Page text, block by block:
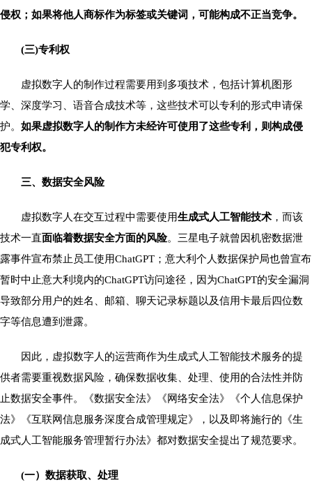
侵权；如果将他人商标作为标签或关键词，可能构成不正当竞争。
(三)专利权
虚拟数字人的制作过程需要用到多项技术，包括计算机图形
学、深度学习、语音合成技术等，这些技术可以专利的形式申请保
护。 如果虚拟数字人的制作方未经许可使用了这些专利，则构成侵
犯专利权。
三、数据安全风险
虚拟数字人在交互过程中需要使用生成式人工智能技术 ，而该
技术一直面临着数据安全方面的风险。三星电子就曾因机密数据泄
露事件宣布禁止员工使用ChatGPT；意大利个人数据保护局也曾宣布
暂时中止意大利境内的ChatGPT访问途径，因为ChatGPT的安全漏洞
导致部分用户的姓名、邮箱、聊天记录标题以及信用卡最后四位数
字等信息遭到泄露。
因此，虚拟数字人的运营商作为生成式人工智能技术服务的提
供者需要重视数据风险，确保数据收集、处理、使用的合法性并防
止数据安全事件。《数据安全法》《网络安全法》《个人信息保护
法》《互联网信息服务深度合成管理规定》，以及即将施行的《生
成式人工智能服务管理暂行办法》都对数据安全提出了规范要求。
(一）数据获取、处理